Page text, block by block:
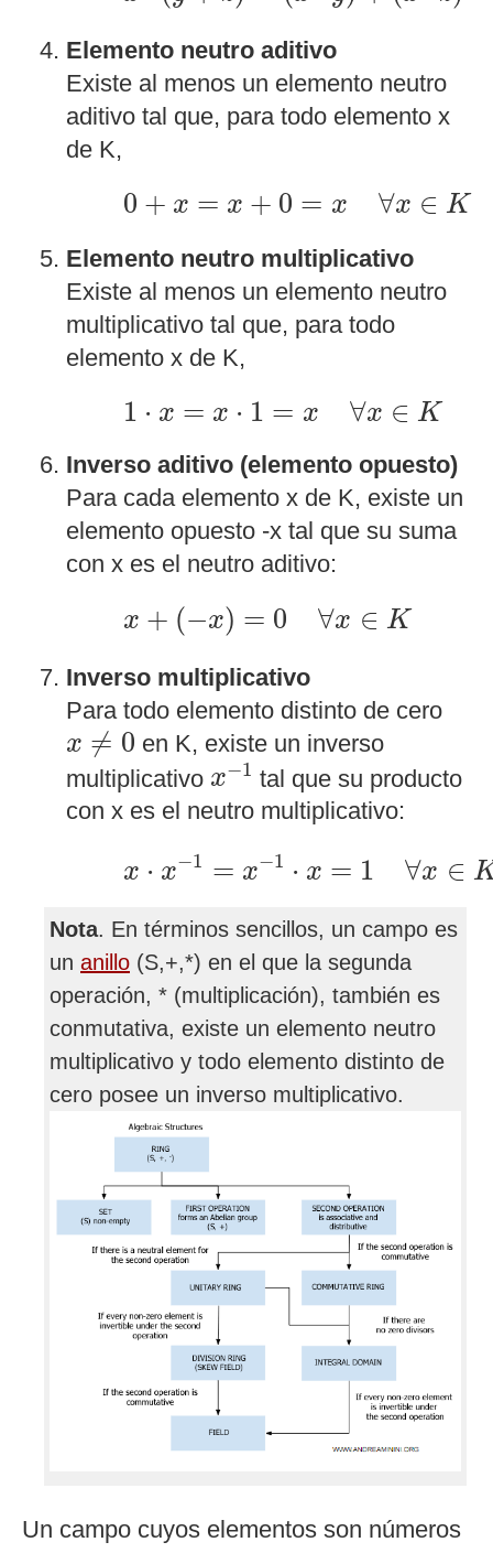
Elemento neutro aditivo
Existe al menos un elemento neutro
aditivo tal que, para todo elemento x
de K,
0 + x = x + 0 = x ∀x ∈ K
0 =x + 0= ∀ ∈K
Elemento neutro multiplicativo
Existe al menos un elemento neutro
multiplicativo tal que, para todo
elemento x de K,
1 ⋅ x = x ⋅ 1 = x ∀x ∈ K
1 =x 1 x∈ K
Inverso aditivo (elemento opuesto)
Para cada elemento x de K, existe un
elemento opuesto -x tal que su suma
con x es el neutro aditivo:
x + (−x) = 0 ∀x ∈ K
x + x) ∀x K
Inverso multiplicativo
Para todo elemento distinto de cero
x ≠ 0
x 0
en K, existe un inverso
multiplicativo x−1
x−1
tal que su producto
con x es el neutro multiplicativo:
x ⋅ x−1 = x−1 ⋅ x = 1 ∀x ∈
⋅x x−1 x ∈
Nota. En términos sencillos, un campo es
un anillo (S,+,*) en el que la segunda
operación, * (multiplicación), también es
conmutativa, existe un elemento neutro
multiplicativo y todo elemento distinto de
cero posee un inverso multiplicativo.
Un campo cuyos elementos son números